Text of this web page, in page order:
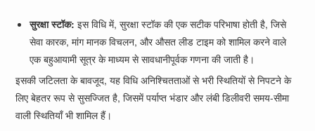
सुरक्षा स्टॉक: इस विधि में, सुरक्षा स्टॉक की एक सटीक परिभाषा होती है, जिसे
सेवा कारक, मांग मानक विचलन, और औसत लीड टाइम को शामिल करने वाले
एक बहुआयामी सूत्र के माध्यम से सावधानीपूर्वक गणना की जाती है।
इसकी जटिलता के बावजूद, यह विधि अनिश्चितताओं से भरी स्थितियों से निपटने के
लिए बेहतर रूप से सुसज्जित है, जिसमें पर्याप्त भंडार और लंबी डिलीवरी समय-सीमा
वाली स्थितियाँ भी शामिल हैं।